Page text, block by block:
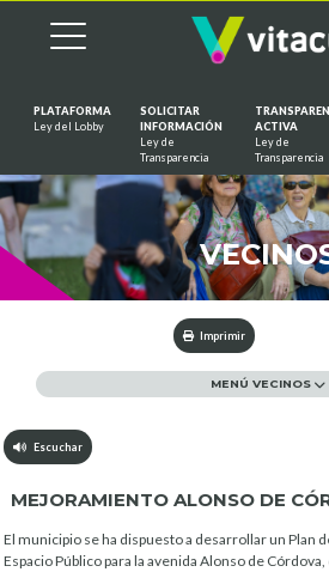
PLATAFORMA
Ley del Lobby
SOLICITAR
INFORMACIÓN
Ley de
Transparencia
ACTIVA
Ley de
Transparencia
Imprimir
MENÚ VECINOS
Escuchar
MEJORAMIENTO ALONSO DE
El municipio se ha dispuesto a desarrollar un Plan
Espacio Público para la avenida Alonso de